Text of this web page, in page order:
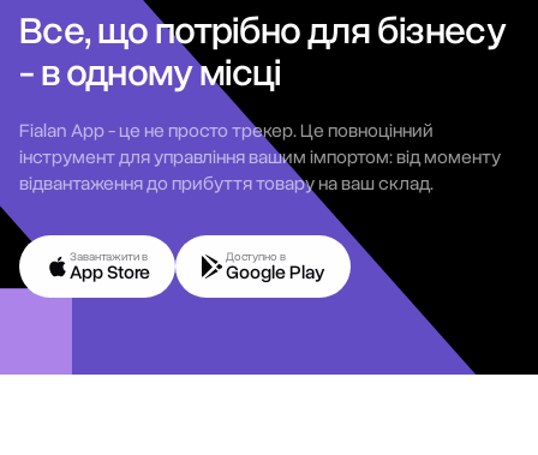
Все, що потрібно для бізнесу
- в одному місці
Fialan App - це не просто трекер. Це повноцінний
інструмент для управління вашим імпортом: від моменту
відвантаження до прибуття товару на ваш склад.
Завантажити в
App Store
Доступно в
Google Play